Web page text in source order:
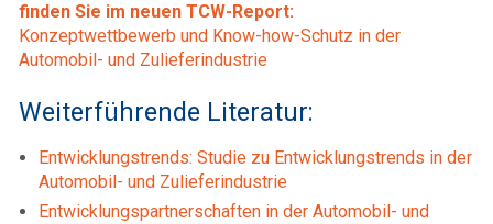
finden Sie im neuen TCW-Report:
Konzeptwettbewerb und Know-how-Schutz in der
Automobil- und Zulieferindustrie
Weiterführende Literatur:
Entwicklungstrends: Studie zu Entwicklungstrends in der
Automobil- und Zulieferindustrie
Entwicklungspartnerschaften in der Automobil- und